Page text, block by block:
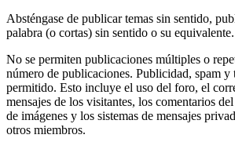
Absténgase de publicar temas sin sentido,
palabra (o cortas) sin sentido o su equivalente.
No se permiten publicaciones múltiples o
número de publicaciones. Publicidad, spam y
permitido. Esto incluye el uso del foro, el
mensajes de los visitantes, los comentarios
de imágenes y los sistemas de mensajes
otros miembros.